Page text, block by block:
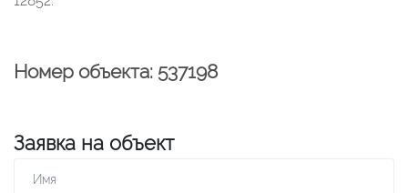
Номер объекта: 537198
Заявка на объект